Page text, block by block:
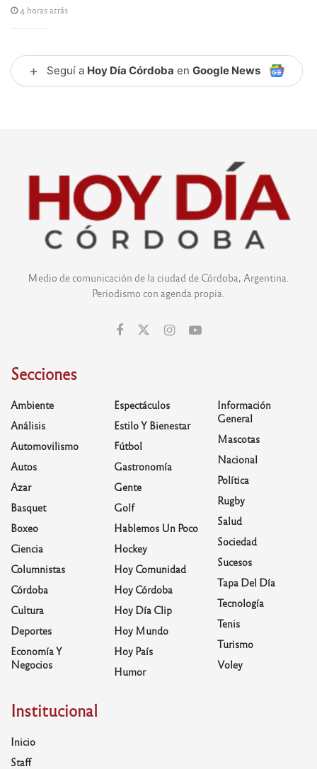
4 horas atrás
+ Seguí a Hoy Día Córdoba en Google News
Medio de comunicación de la ciudad de Córdoba, Argentina.
Periodismo con agenda propia.
Secciones
Ambiente
Análisis
Automovilismo
Autos
Azar
Basquet
Boxeo
Ciencia
Columnistas
Córdoba
Cultura
Deportes
Economía Y
Negocios
Espectáculos
Estilo Y Bienestar
Fútbol
Gastronomía
Gente
Golf
Hablemos Un Poco
Hockey
Hoy Comunidad
Hoy Córdoba
Hoy Día Clip
Hoy Mundo
Hoy País
Humor
Información
General
Mascotas
Nacional
Política
Rugby
Salud
Sociedad
Sucesos
Tapa Del Día
Tecnología
Tenis
Turismo
Voley
Institucional
Inicio
Staff